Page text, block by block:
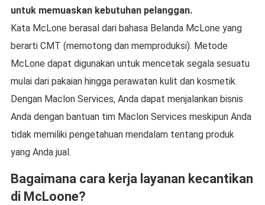
untuk memuaskan kebutuhan pelanggan.
Kata McLone berasal dari bahasa Belanda McLone yang
berarti CMT (memotong dan memproduksi). Metode
McLone dapat digunakan untuk mencetak segala sesuatu
mulai dari pakaian hingga perawatan kulit dan kosmetik.
Dengan Maclon Services, Anda dapat menjalankan bisnis
Anda dengan bantuan tim Maclon Services meskipun Anda
tidak memiliki pengetahuan mendalam tentang produk
yang Anda jual.
Bagaimana cara kerja layanan kecantikan
di McLoone?